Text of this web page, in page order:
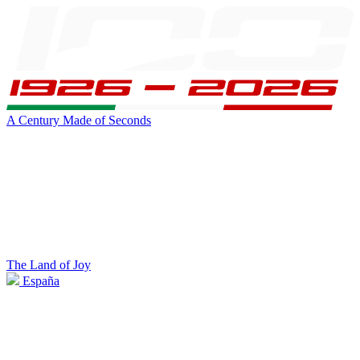
A Century Made of Seconds
The Land of Joy
España